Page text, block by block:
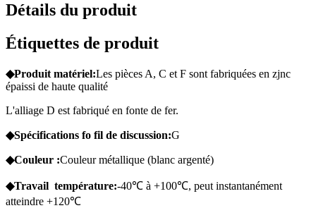
Détails du produit
Étiquettes de produit
◆Produit matériel:Les pièces A, C et F sont fabriquées en zjnc
épaissi de haute qualité
L'alliage D est fabriqué en fonte de fer.
◆Spécifications fo fil de discussion:G
◆Couleur :Couleur métallique (blanc argenté)
◆Travail température:-40℃ à +100℃, peut instantanément
atteindre +120℃